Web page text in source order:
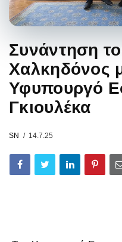
Συνάντηση
Χαλκηδόνος
Υφυπουργό
Γκιουλέκα
SN 14.7.25